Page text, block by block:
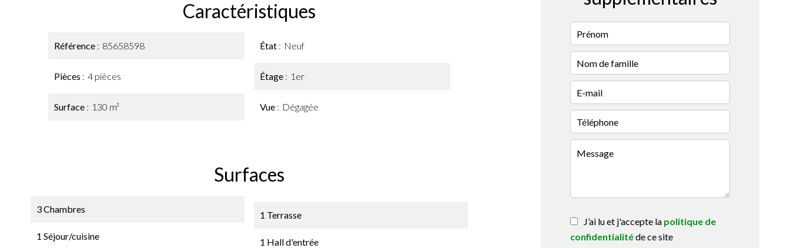
Caractéristiques
Référence 85658598
Pièces 4 pièces
Surface 130 m²
État Neuf
Étage 1er
Vue Dégagée
Surfaces
3 Chambres
1 Séjour/cuisine
1 Terrasse
1 Hall d'entrée
J’ai lu et j'accepte la politique de
confidentialitéde ce site